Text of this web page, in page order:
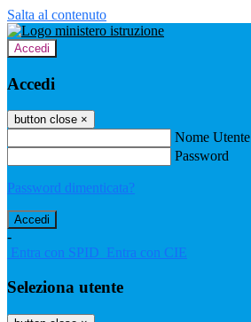
Salta al contenuto
Accedi
Accedi
button close ×
Nome Utente
Password
Password dimenticata?
-
Entra con SPID Entra con CIE
Seleziona utente